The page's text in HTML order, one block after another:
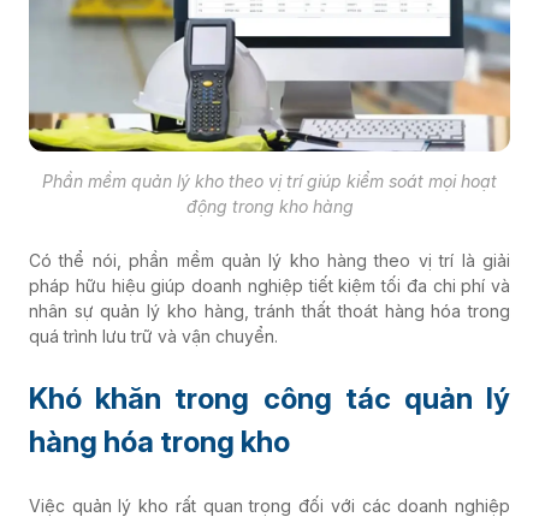
Phần mềm quản lý kho theo vị trí giúp kiểm soát mọi hoạt
động trong kho hàng
Có thể nói, phần mềm quản lý kho hàng theo vị trí là giải
pháp hữu hiệu giúp doanh nghiệp tiết kiệm tối đa chi phí và
nhân sự quản lý kho hàng, tránh thất thoát hàng hóa trong
quá trình lưu trữ và vận chuyển.
Khó khăn trong công tác quản lý
hàng hóa trong kho
Việc quản lý kho rất quan trọng đối với các doanh nghiệp